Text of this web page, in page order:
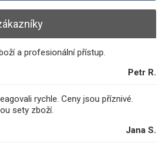
a profesionální přístup.
Petr R.
rychle. Ceny jsou příznivé.
sety zboží.
Jana S.